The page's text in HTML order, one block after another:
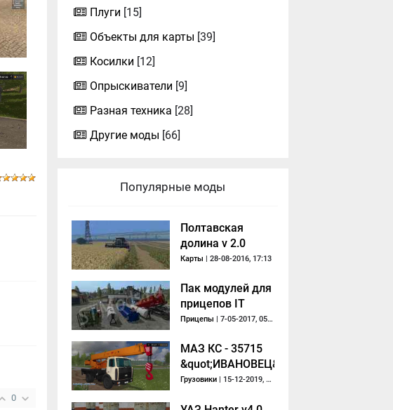
0
Плуги [15]
Объекты для карты [39]
Косилки [12]
Опрыскиватели [9]
Разная техника [28]
Другие моды [66]
Популярные моды
Полтавская
долина v 2.0
Карты | 28-08-2016, 17:13
Пак модулей для
прицепов IT
Runner
Прицепы | 7-05-2017, 05:08
МАЗ КС - 35715
&quot;ИВАНОВЕЦ&quot;
Грузовики | 15-12-2019, 17:19